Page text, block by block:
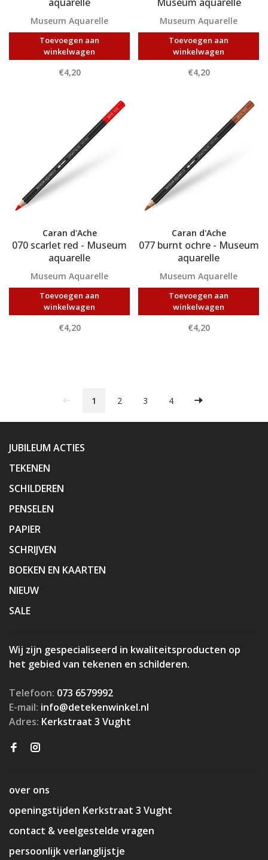
Museum Aquarelle
Toevoegen aan
winkelwagen
€4,20
Museum Aquarelle
Toevoegen aan
winkelwagen
€4,20
Caran d'Ache
070 scarlet red - Museum
aquarelle
Museum Aquarelle
Toevoegen aan
winkelwagen
€4,20
Caran d'Ache
077 burnt ochre - Museum
aquarelle
Museum Aquarelle
Toevoegen aan
winkelwagen
€4,20
1 2 3 4
JUBILEUM ACTIES
TEKENEN
SCHILDEREN
PENSELEN
PAPIER
SCHRIJVEN
BOEKEN EN KAARTEN
NIEUW
SALE
Wij zijn gespecialiseerd in kwaliteitsproducten op
het gebied van tekenen en schilderen.
Telefoon: 073 6579992
E-mail: info@detekenwinkel.nl
Adres: Kerkstraat 3 Vught
over ons
openingstijden Kerkstraat 3 Vught
contact & veelgestelde vragen
persoonlijk verlanglijstje